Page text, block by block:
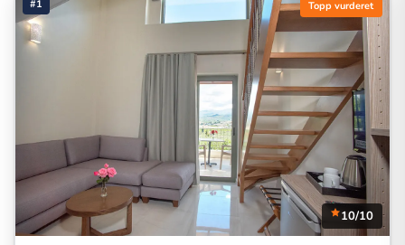
#1 Topp vurderet
10/10